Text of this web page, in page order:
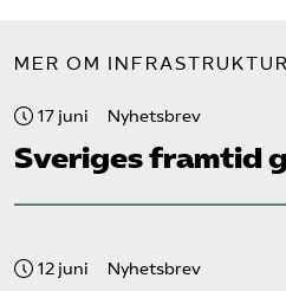
MER OM INFRASTRUKTUR
17 juni Nyhetsbrev
Sveriges framtid
12 juni Nyhetsbrev